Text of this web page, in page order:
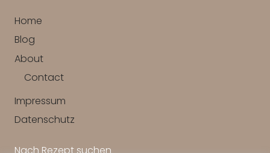
Home
Blog
About
Contact
Impressum
Datenschutz
Nach Rezept suchen